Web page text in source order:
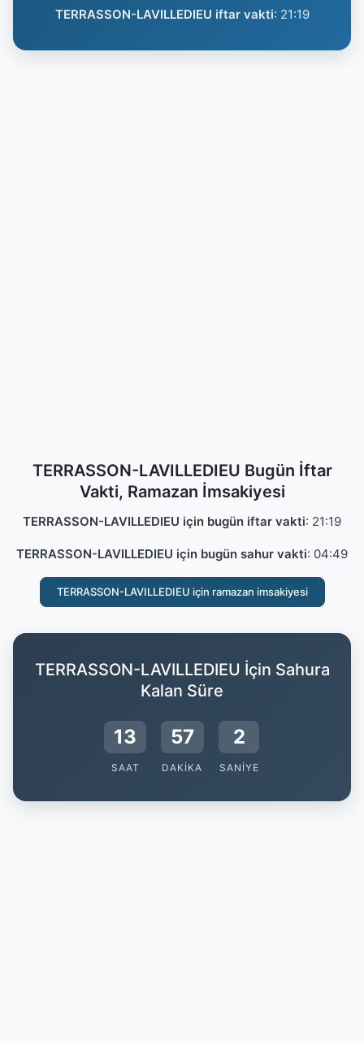
TERRASSON-LAVILLEDIEU iftar vakti: 21:19
TERRASSON-LAVILLEDIEU Bugün İftar
Vakti, Ramazan İmsakiyesi
TERRASSON-LAVILLEDIEU için bugün iftar vakti: 21:19
TERRASSON-LAVILLEDIEU için bugün sahur vakti: 04:49
TERRASSON-LAVILLEDIEU için ramazan imsakiyesi
TERRASSON-LAVILLEDIEU İçin Sahura
Kalan Süre
13
SAAT
57
DAKIKA
1
SANIYE